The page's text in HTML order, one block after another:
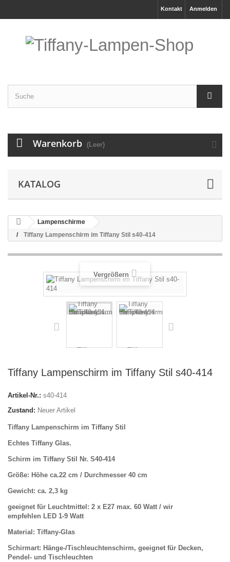
Anmelden
Kontakt
Warenkorb (Leer)
KATALOG
Lampenschirme
Tiffany Lampenschirm im Tiffany Stil s40-414
Vergrößern
Tiffany Lampenschirm im Tiffany Stil s40-414
Artikel-Nr.: s40-414
Zustand: Neuer Artikel
Tiffany Lampenschirm im Tiffany Stil
Echtes Tiffany Glas.
Schirm im Tiffany Stil Nr. S40-414
Größe: Höhe ca.22 cm / Durchmesser 40 cm
Gewicht: ca. 2,3 kg
geeignet für Leuchtmittel: 2 x E27 max. 60 Watt / wir
empfehlen LED 1-9 Watt
Material: Tiffany-Glas
Schirmart: Hänge-/Tischleuchtenschirm, geeignet für Decken,
Pendel- und Tischleuchten